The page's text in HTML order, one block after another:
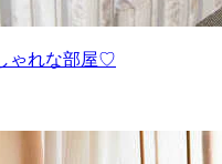
ゃれな部屋♡